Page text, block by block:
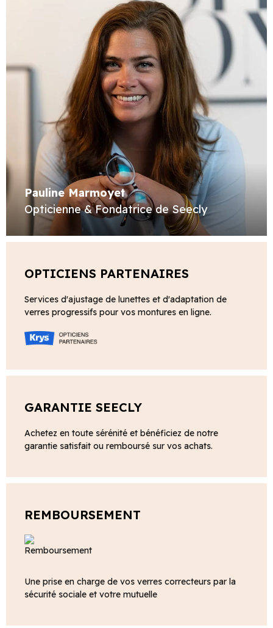
Pauline Marmoyet
Opticienne & Fondatrice de Seecly
OPTICIENS PARTENAIRES
Services d'ajustage de lunettes et d'adaptation de
verres progressifs pour vos montures en ligne.
GARANTIE SEECLY
Achetez en toute sérénité et bénéficiez de notre
garantie satisfait ou remboursé sur vos achats.
REMBOURSEMENT
Une prise en charge de vos verres correcteurs par la
sécurité sociale et votre mutuelle